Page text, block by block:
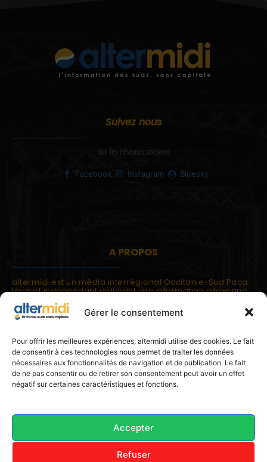
Gérer le consentement
Pour offrir les meilleures expériences, altermidi utilise des cookies. Le fait
de consentir à ces technologies nous permet de traiter les données
nécessaires aux fonctionnalités de navigation et de publication. Le fait
de ne pas consentir ou de retirer son consentement peut avoir un effet
négatif sur certaines caractéristiques et fonctions.
Accepter
Refuser
Suivez nous
sur les réseaux sociaux
Facebook Instagram Bluesky
A PROPOS
altermidi est un média interrégional Occitanie-Sud Paca
libre et indépendant délivrant une information citoyenne
altermidi est ouvert sur les suds, la méditerranée,
l'europe.
altermidi aborde des thématiques globales évaluées à
partir des constats de terrain ou d'analyses à l'échelon
local.
altermidi c'est l'information capitale, sans capitale.